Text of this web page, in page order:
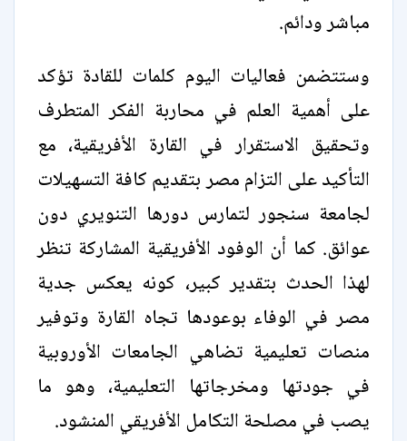
مباشر ودائم.
وستتضمن فعاليات اليوم كلمات للقادة تؤكد
على أهمية العلم في محاربة الفكر المتطرف
وتحقيق الاستقرار في القارة الأفريقية، مع
التأكيد على التزام مصر بتقديم كافة التسهيلات
لجامعة سنجور لتمارس دورها التنويري دون
عوائق. كما أن الوفود الأفريقية المشاركة تنظر
لهذا الحدث بتقدير كبير، كونه يعكس جدية
مصر في الوفاء بوعودها تجاه القارة وتوفير
منصات تعليمية تضاهي الجامعات الأوروبية
في جودتها ومخرجاتها التعليمية، وهو ما
يصب في مصلحة التكامل الأفريقي المنشود.